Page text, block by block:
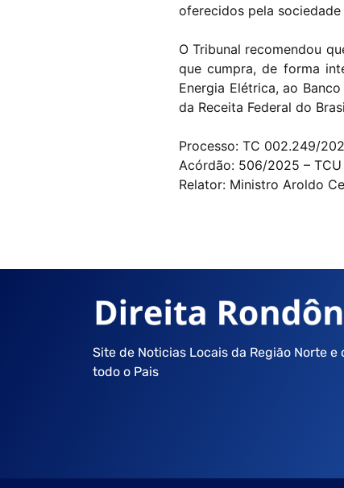
oferecidos pela
O Tribunal recomendou
que cumpra, de forma
Energia Elétrica, ao
da Receita Federal do
Processo: TC 002.249/
Acórdão: 506/2025 – TCU
Relator: Ministro Aroldo
Site de Noticias Locais da Região Norte e
todo o Pais